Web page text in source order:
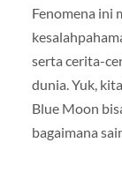
Fenomena ini
serta cerita-
dunia. Yuk,
Blue Moon
bagaimana